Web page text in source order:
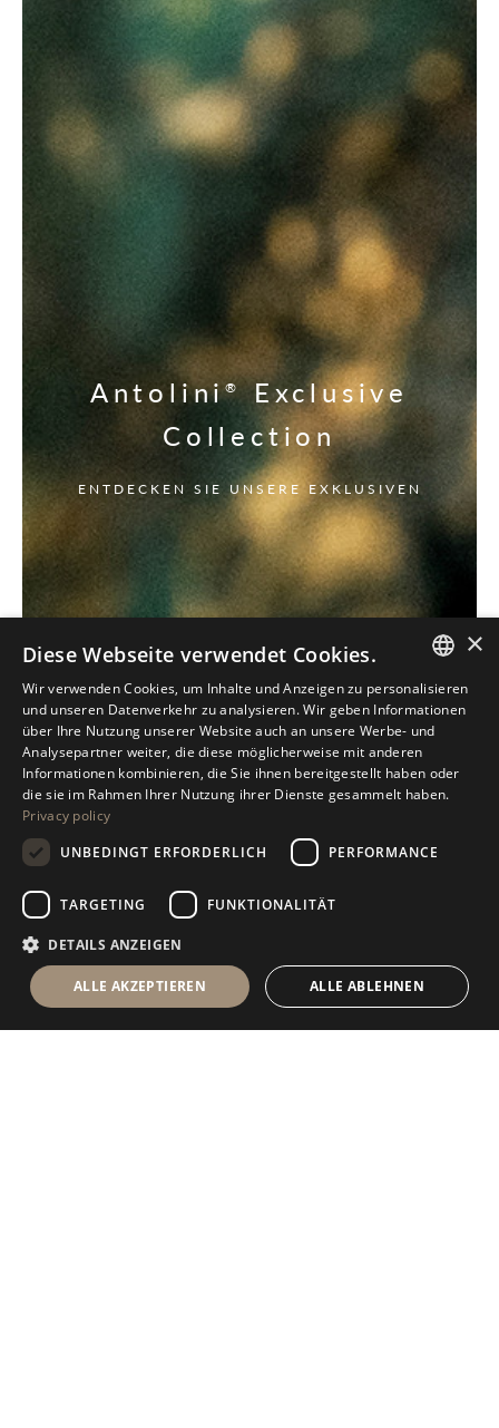
Antolini® Exclusive
Collection
ENTDECKEN SIE UNSERE EXKLUSIVEN
ITALIAN
ENGLISH
SPANISH
RUSSIAN
×
Diese Webseite verwendet Cookies.
Wir verwenden Cookies, um Inhalte und Anzeigen zu personalisieren
und unseren Datenverkehr zu analysieren. Wir geben Informationen
über Ihre Nutzung unserer Website auch an unsere Werbe- und
Analysepartner weiter, die diese möglicherweise mit anderen
Informationen kombinieren, die Sie ihnen bereitgestellt haben oder
die sie im Rahmen Ihrer Nutzung ihrer Dienste gesammelt haben.
Privacy policy
UNBEDINGT ERFORDERLICH
PERFORMANCE
TARGETING FUNKTIONALITÄT
DETAILS ANZEIGEN
ALLE AKZEPTIEREN ALLE ABLEHNEN